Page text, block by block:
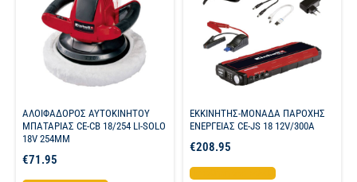
ΑΛΟΙΦΑΔΟΡΟΣ ΑΥΤΟΚΙΝΗΤΟΥ
ΜΠΑΤΑΡΙΑΣ CE-CB 18/254 LI-SOLO
18V 254MM
€71.95
ΕΚΚΙΝΗΤΗΣ-ΜΟΝΑΔΑ ΠΑΡΟΧΗΣ
ΕΝΕΡΓΕΙΑΣ CE-JS 18 12V/300A
€208.95
Προσθήκη στο καλάθι